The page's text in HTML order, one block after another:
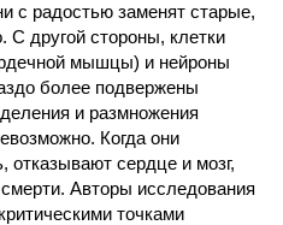
с радостью заменят старые,
С другой стороны, клетки
мышцы) и нейроны
более подвержены
и размножения
Когда они
отказывают сердце и мозг,
Авторы исследования
точками